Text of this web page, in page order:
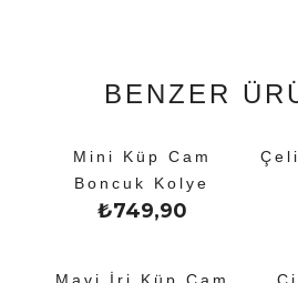
BENZER
Mini Küp Cam
Boncuk Kolye
₺749,90